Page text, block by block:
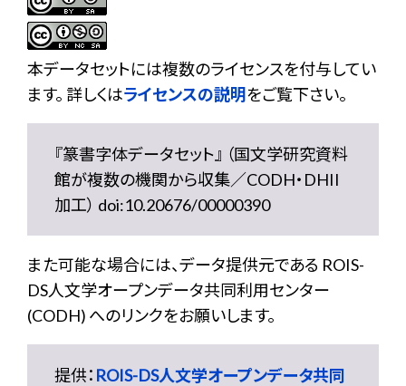
本データセットには複数のライセンスを付与してい
ます。 詳しくはライセンスの説明をご覧下さい。
『篆書字体データセット』 （国文学研究資料
館が複数の機関から収集／CODH・DHII
加工） doi:10.20676/00000390
また可能な場合には、データ提供元である ROIS-
DS人文学オープンデータ共同利用センター
(CODH) へのリンクをお願いします。
提供： ROIS-DS人文学オープンデータ共同